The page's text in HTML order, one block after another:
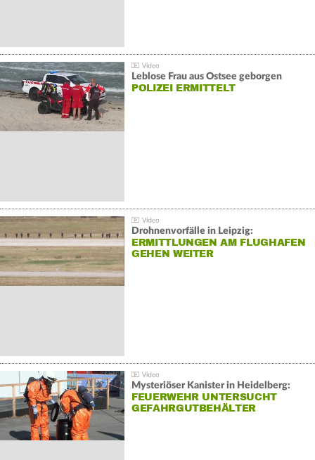
Leblose Frau aus Ostsee geborgen
POLIZEI ERMITTELT
Drohnenvorfälle in Leipzig:
ERMITTLUNGEN AM FLUGHAFEN
GEHEN WEITER
Mysteriöser Kanister in Heidelberg:
FEUERWEHR UNTERSUCHT
GEFAHRGUTBEHÄLTER